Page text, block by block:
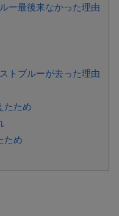
ー最後来なかった理由
トブルーが去った理由
たため
ため